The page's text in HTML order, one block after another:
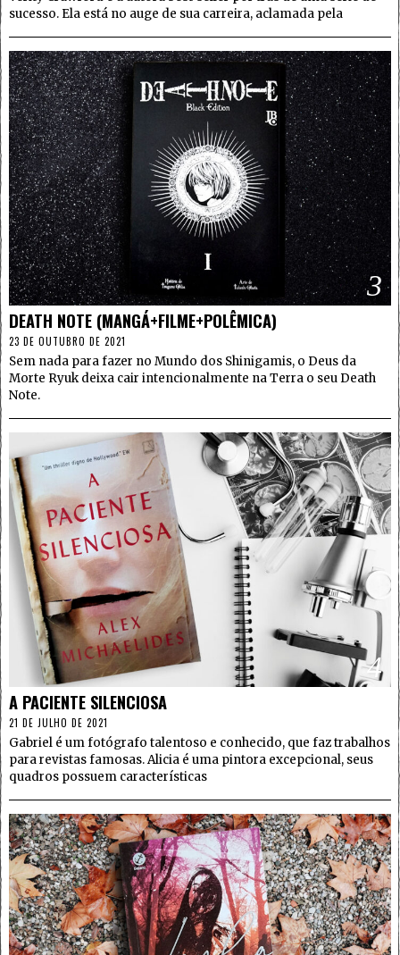
sucesso. Ela está no auge de sua carreira, aclamada pela
3
DEATH NOTE (MANGÁ+FILME+POLÊMICA)
23 DE OUTUBRO DE 2021
Sem nada para fazer no Mundo dos Shinigamis, o Deus da
Morte Ryuk deixa cair intencionalmente na Terra o seu Death
Note.
4
A PACIENTE SILENCIOSA
21 DE JULHO DE 2021
Gabriel é um fotógrafo talentoso e conhecido, que faz trabalhos
para revistas famosas. Alicia é uma pintora excepcional, seus
quadros possuem características